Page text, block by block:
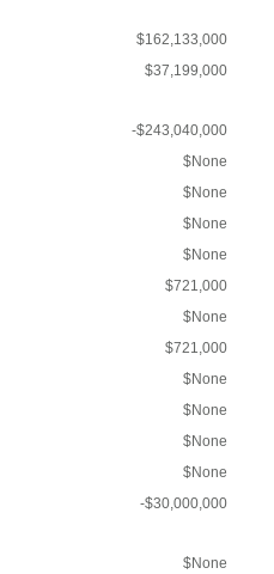
$162,133,000
$37,199,000
-$243,040,000
$None
$None
$None
$None
$721,000
$None
$721,000
$None
$None
$None
$None
-$30,000,000
$None